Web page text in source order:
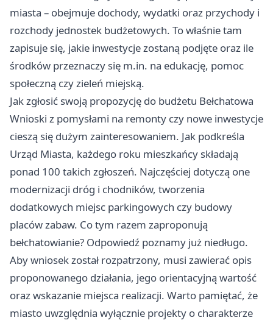
miasta – obejmuje dochody, wydatki oraz przychody i
rozchody jednostek budżetowych. To właśnie tam
zapisuje się, jakie inwestycje zostaną podjęte oraz ile
środków przeznaczy się m.in. na edukację, pomoc
społeczną czy zieleń miejską.
Jak zgłosić swoją propozycję do budżetu Bełchatowa
Wnioski z pomysłami na remonty czy nowe inwestycje
cieszą się dużym zainteresowaniem. Jak podkreśla
Urząd Miasta, każdego roku mieszkańcy składają
ponad 100 takich zgłoszeń. Najczęściej dotyczą one
modernizacji dróg i chodników, tworzenia
dodatkowych miejsc parkingowych czy budowy
placów zabaw. Co tym razem zaproponują
bełchatowianie? Odpowiedź poznamy już niedługo.
Aby wniosek został rozpatrzony, musi zawierać opis
proponowanego działania, jego orientacyjną wartość
oraz wskazanie miejsca realizacji. Warto pamiętać, że
miasto uwzględnia wyłącznie projekty o charakterze